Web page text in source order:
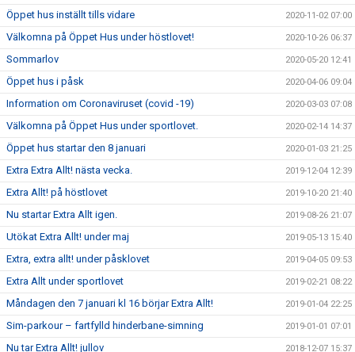
Öppet hus inställt tills vidare 2020-11-02 07:00
Välkomna på Öppet Hus under höstlovet! 2020-10-26 06:37
Sommarlov 2020-05-20 12:41
Öppet hus i påsk 2020-04-06 09:04
Information om Coronaviruset (covid -19) 2020-03-03 07:08
Välkomna på Öppet Hus under sportlovet. 2020-02-14 14:37
Öppet hus startar den 8 januari 2020-01-03 21:25
Extra Extra Allt! nästa vecka. 2019-12-04 12:39
Extra Allt! på höstlovet 2019-10-20 21:40
Nu startar Extra Allt igen. 2019-08-26 21:07
Utökat Extra Allt! under maj 2019-05-13 15:40
Extra, extra allt! under påsklovet 2019-04-05 09:53
Extra Allt under sportlovet 2019-02-21 08:22
Måndagen den 7 januari kl 16 börjar Extra Allt! 2019-01-04 22:25
Sim-parkour – fartfylld hinderbane-simning 2019-01-01 07:01
Nu tar Extra Allt! jullov 2018-12-07 15:37